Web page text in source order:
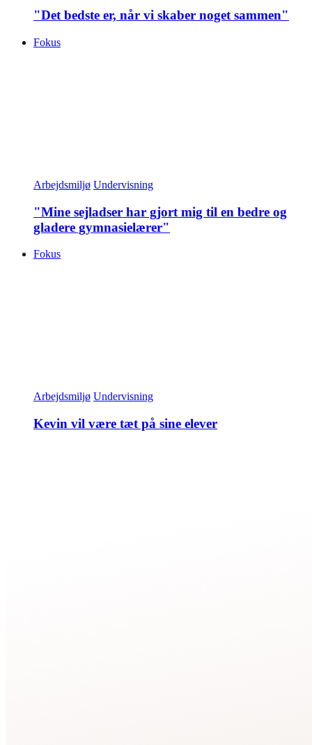
"Det bedste er, når vi skaber noget sammen"
Fokus
Arbejdsmiljø Undervisning
"Mine sejladser har gjort mig til en bedre og
gladere gymnasielærer"
Fokus
Arbejdsmiljø Undervisning
Kevin vil være tæt på sine elever